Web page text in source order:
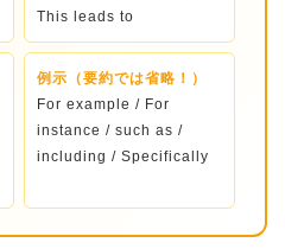
This leads to
例示（要約では省略！）
For example / For
instance / such as /
including / Specifically